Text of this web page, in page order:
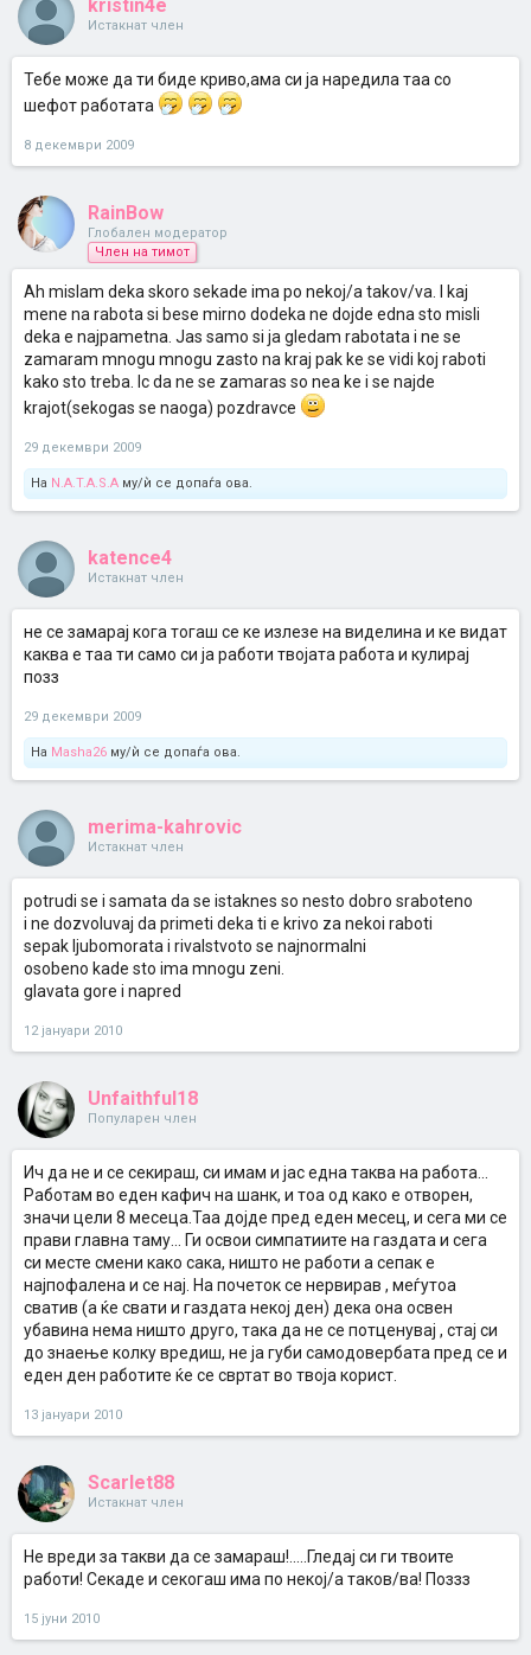
kristin4e
Истакнат член
Тебе може да ти биде криво,ама си ја наредила таа со
шефот работата
8 декември 2009
RainBow
Глобален модератор
Член на тимот
Ah mislam deka skoro sekade ima po nekoj/a takov/va. I kaj
mene na rabota si bese mirno dodeka ne dojde edna sto misli
deka e najpametna. Jas samo si ja gledam rabotata i ne se
zamaram mnogu mnogu zasto na kraj pak ke se vidi koj raboti
kako sto treba. Ic da ne se zamaras so nea ke i se najde
krajot(sekogas se naoga) pozdravce
29 декември 2009
На N.A.T.A.S.A му/ѝ се допаѓа ова.
katence4
Истакнат член
не се замарај кога тогаш се ке излезе на виделина и ке видат
каква е таа ти само си ја работи твојата работа и кулирај
позз
29 декември 2009
На Masha26 му/ѝ се допаѓа ова.
merima-kahrovic
Истакнат член
potrudi se i samata da se istaknes so nesto dobro sraboteno
i ne dozvoluvaj da primeti deka ti e krivo za nekoi raboti
sepak ljubomorata i rivalstvoto se najnormalni
osobeno kade sto ima mnogu zeni.
glavata gore i napred
12 јануари 2010
Unfaithful18
Популарен член
Ич да не и се секираш, си имам и јас една таква на работа...
Работам во еден кафич на шанк, и тоа од како е отворен,
значи цели 8 месеца.Таа дојде пред еден месец, и сега ми се
прави главна таму... Ги освои симпатиите на газдата и сега
си месте смени како сака, ништо не работи а сепак е
најпофалена и се нај. На почеток се нервирав , меѓутоа
сватив (а ќе свати и газдата некој ден) дека она освен
убавина нема ништо друго, така да не се потценувај , стај си
до знаење колку вредиш, не ја губи самодовербата пред се и
еден ден работите ќе се свртат во твоја корист.
13 јануари 2010
Scarlet88
Истакнат член
Не вреди за такви да се замараш!.....Гледај си ги твоите
работи! Секаде и секогаш има по некој/а таков/ва! Поззз
15 јуни 2010